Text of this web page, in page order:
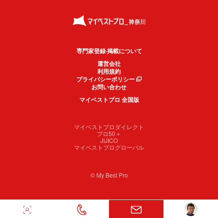
専門家登録·掲載について
運営会社
利用規約
プライバシーポリシー
お問い合わせ
マイベストプロ 全国版
マイベストプロダイレクト
プロ50＋
JIJICO
マイベストプログローバル
© My Best Pro